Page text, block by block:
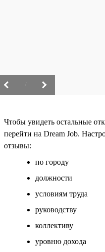
Чтобы увидеть остальные
перейти на Dream Job.
отзывы:
по городу
должности
условиям труда
руководству
коллективу
уровню дохода